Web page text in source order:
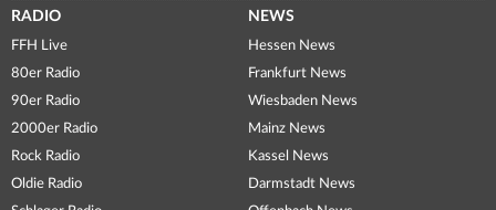
RADIO
FFH Live
80er Radio
90er Radio
2000er Radio
Rock Radio
Oldie Radio
NEWS
Hessen News
Frankfurt News
Wiesbaden News
Mainz News
Kassel News
Darmstadt News